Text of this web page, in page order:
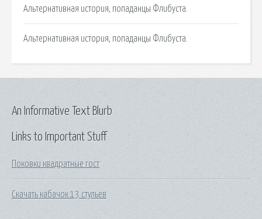
Альтернативная история, попаданцы Флибуста.
Альтернативная история, попаданцы Флибуста.
Links to Important Stuff
Поковки квадратные гост
Скачать кабачок 13 стульев
An Informative Text Blurb